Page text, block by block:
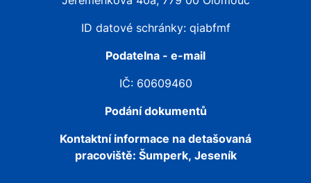
ID datové schránky: qiabfmf
Podatelna - e-mail
IČ: 60609460
Podání dokumentů
Kontaktní informace na detašovaná
pracoviště: Šumperk, Jeseník